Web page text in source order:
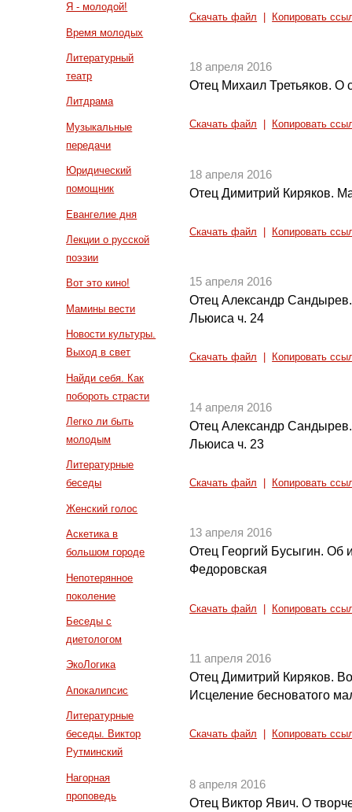
Я - молодой!
Время молодых
Литературный
театр
Литдрама
Музыкальные
передачи
Юридический
помощник
Евангелие дня
Лекции о русской
поэзии
Вот это кино!
Мамины вести
Новости культуры.
Выход в свет
Найди себя. Как
побороть страсти
Легко ли быть
молодым
Литературные
беседы
Женский голос
Аскетика в
большом городе
Непотерянное
поколение
Беседы с
диетологом
ЭкоЛогика
Апокалипсис
Литературные
беседы. Виктор
Рутминский
Нагорная
проповедь
Скачать файл Копировать
18 апреля 2016
Отец Михаил Третьяков. О
Скачать файл Копировать
18 апреля 2016
Отец Димитрий Киряков.
Скачать файл Копировать
15 апреля 2016
Отец Александр
Льюиса ч. 24
Скачать файл Копировать
14 апреля 2016
Отец Александр
Льюиса ч. 23
Скачать файл Копировать
13 апреля 2016
Отец Георгий Бусыгин. Об
Федоровская
Скачать файл Копировать
11 апреля 2016
Отец Димитрий Киряков.
Исцеление бесноватого
Скачать файл Копировать
8 апреля 2016
Отец Виктор Явич. О